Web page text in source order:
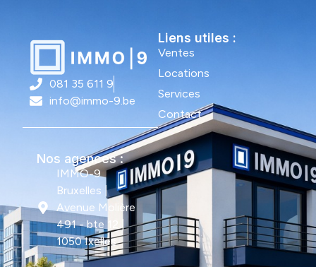
081 35 611 9
info@immo-9.be
Nos agences :
IMMO-9
Bruxelles |
Avenue Molière
491 - bte 12 |
1050 Ixelles
Liens utiles :
Ventes
Locations
Services
Contact